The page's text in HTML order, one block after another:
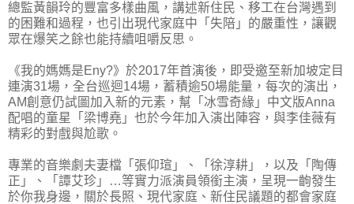
總監黃韻玲的豐富多樣曲風，講述新住民、移工在台灣遇到
的困難和過程，也引出現代家庭中「失陪」的嚴重性，讓觀
眾在爆笑之餘也能持續咀嚼反思。
《我的媽媽是Eny?》於2017年首演後，即受邀至新加坡定目
連演31場，全台巡迴14場，蓄積逾50場能量，每次的演出，
AM創意仍試圖加入新的元素，幫「冰雪奇緣」中文版Anna
配唱的童星「梁博堯」也於今年加入演出陣容，與李佳薇有
精彩的對戲與尬歌。
專業的音樂劇夫妻檔「張仰瑄」、「徐淳耕」，以及「陶傳
正」、「譚艾珍」…等實力派演員領銜主演，呈現一齣發生
於你我身邊，關於長照、現代家庭、新住民議題的都會家庭